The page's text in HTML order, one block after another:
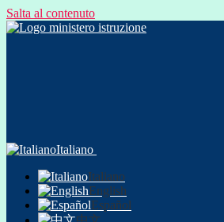
Salta al contenuto
Italiano
Italiano
English
Español